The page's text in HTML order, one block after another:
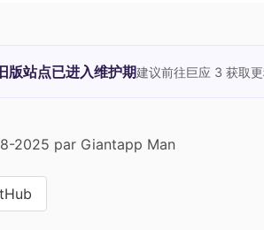
版站点已进入维护期建议前往巨应 3 获取
2025 par Giantapp Man